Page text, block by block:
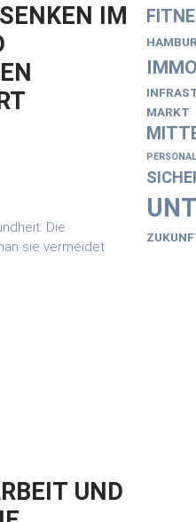
IM
UND
MARKT
PERSONAL